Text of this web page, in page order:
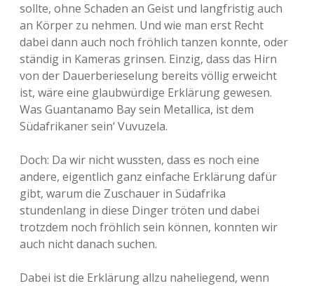
sollte, ohne Schaden an Geist und langfristig auch
an Körper zu nehmen. Und wie man erst Recht
dabei dann auch noch fröhlich tanzen konnte, oder
ständig in Kameras grinsen. Einzig, dass das Hirn
von der Dauerberieselung bereits völlig erweicht
ist, wäre eine glaubwürdige Erklärung gewesen.
Was Guantanamo Bay sein Metallica, ist dem
Südafrikaner sein‘ Vuvuzela.
Doch: Da wir nicht wussten, dass es noch eine
andere, eigentlich ganz einfache Erklärung dafür
gibt, warum die Zuschauer in Südafrika
stundenlang in diese Dinger tröten und dabei
trotzdem noch fröhlich sein können, konnten wir
auch nicht danach suchen.
Dabei ist die Erklärung allzu naheliegend, wenn